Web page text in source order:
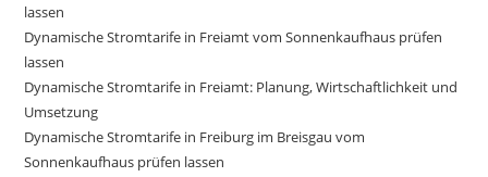
lassen
Dynamische Stromtarife in Freiamt vom Sonnenkaufhaus prüfen
lassen
Dynamische Stromtarife in Freiamt: Planung, Wirtschaftlichkeit und
Umsetzung
Dynamische Stromtarife in Freiburg im Breisgau vom
Sonnenkaufhaus prüfen lassen